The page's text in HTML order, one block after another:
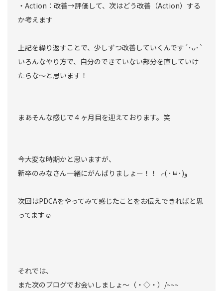
・Action：改善→評価して、次はどう改善（Action）する
か考えます
上記を繰り返すことで、少しずつ改善していくんです´･ᴗ･`
いろんなやり方で、自分のできていない部分を直していけ
たらな〜と思います！
まあそんな感じで４ヶ月目を迎えております。笑
今大変な時期かと思いますが、
新卒のみなさん一緒にがんばりましょー！！╭( ･ㅂ･)و
次回はPDCAをやってみて感じたことをお伝えできればと思
ってます☺︎
それでは、
また次のブログでお会いしましょ〜（・◇・）/~~~